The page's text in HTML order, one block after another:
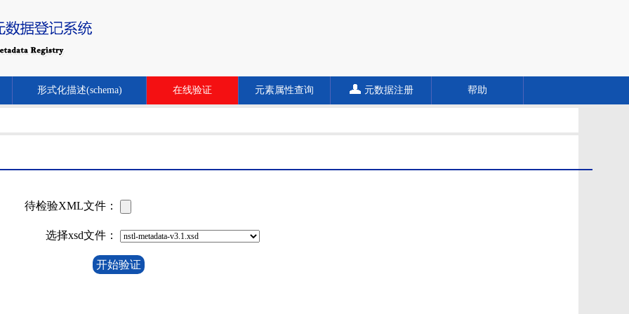
形式化描述(schema) 在线验证 元素属性查询 元数据注册 帮助
待检验XML文件：
选择xsd文件：
开始验证